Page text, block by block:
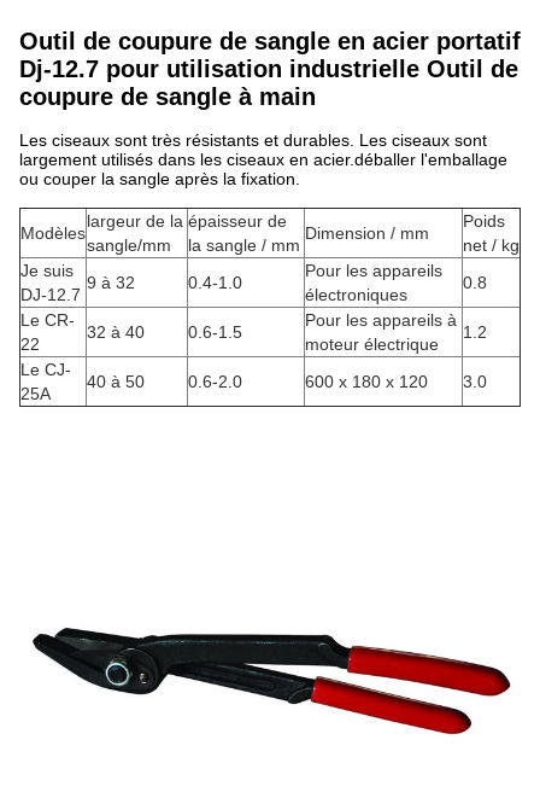
Outil de coupure de sangle en acier portatif
Dj-12.7 pour utilisation industrielle Outil de
coupure de sangle à main
Les ciseaux sont très résistants et durables. Les ciseaux sont
largement utilisés dans les ciseaux en acier.déballer l'emballage
ou couper la sangle après la fixation.
Modèles
largeur de la
sangle/mm
épaisseur de
la sangle / mm
Dimension / mm
Poids
net / kg
Je suis
DJ-12.7
9 à 32 0.4-1.0
Pour les appareils
électroniques
0.8
Le CR-
22
32 à 40 0.6-1.5
Pour les appareils à
moteur électrique
1.2
Le CJ-
25A
40 à 50 0.6-2.0 600 x 180 x 120 3.0